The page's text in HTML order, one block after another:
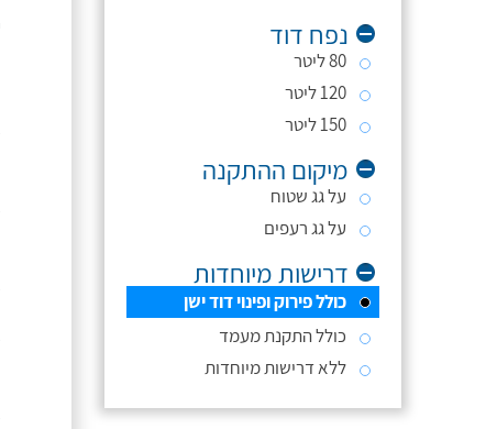
נפח דוד
80 ליטר
120 ליטר
150 ליטר
מיקום ההתקנה
על גג שטוח
על גג רעפים
דרישות מיוחדות
כולל פירוק ופינוי דוד ישן
כולל התקנת מעמד
ללא דרישות מיוחדות